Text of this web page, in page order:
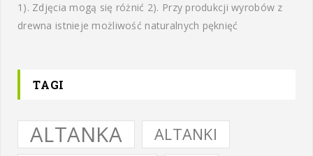
1). Zdjęcia mogą się różnić 2). Przy produkcji wyrobów z
drewna istnieje możliwość naturalnych pęknięć
TAGI
ALTANKA ALTANKI